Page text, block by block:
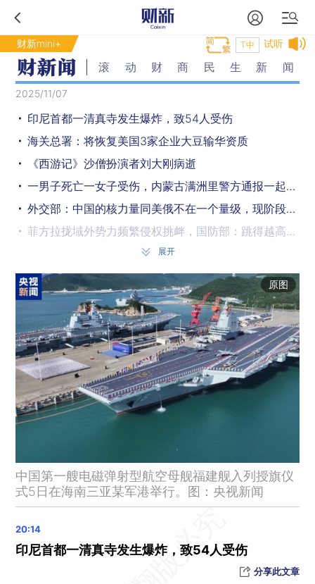
财新mini+ 试听
T中
滚动财商民生新闻
2025/11/07
印尼首都一清真寺发生爆炸，致54人受伤
海关总署：将恢复美国3家企业大豆输华资质
《西游记》沙僧扮演者刘大刚病逝
一男子死亡一女子受伤，内蒙古满洲里警方通报一起刑事案件
外交部：中国的核力量同美俄不在一个量级，现阶段要求中国加入核军控谈判不公平、不合理、不可行
菲方拉拢域外势力频繁侵权挑衅，国防部：跳得越高、摔得越狠
台陆军举行M1A2T坦克入列仪式，国防部回应
日本水产品输华？外交部回应
中国驻日使馆提醒：防范野生动物袭击
事关抑郁症治疗，中国科学家团队有重大发现
吴石将军户籍卡，找到了
泡泡玛特直播“翻车”，最新回应
因夜班太忙，德国男护士谋杀10名病人
中国第一艘电磁弹射型航空母舰福建舰，入列
日韩通报朝鲜发射弹道导弹 朝方暂无回应
10月出口以美元计同比下降1.1% 低于市场预期
展开
原图
中国第一艘电磁弹射型航空母舰福建舰入列授旗仪
式5日在海南三亚某军港举行。图：央视新闻
印尼首都一清真寺发生爆炸，致54人受伤
分享此文章